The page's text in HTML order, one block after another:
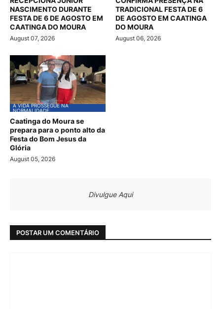
NASCIMENTO DURANTE
FESTA DE 6 DE AGOSTO EM
CAATINGA DO MOURA
August 07, 2026
TRADICIONAL FESTA DE 6
DE AGOSTO EM CAATINGA
DO MOURA
August 06, 2026
A VIDA PROSSEGUE NA
NORMALIDADE
Caatinga do Moura se
prepara para o ponto alto da
Festa do Bom Jesus da
Glória
August 05, 2026
Divulgue Aqui
POSTAR UM COMENTÁRIO